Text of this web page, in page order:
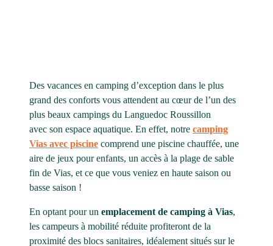
Des vacances en camping d’exception dans le plus
grand des conforts vous attendent au cœur de l’un des
plus beaux campings du Languedoc Roussillon
avec son espace aquatique. En effet, notre camping
Vias avec piscine comprend une piscine chauffée, une
aire de jeux pour enfants, un accès à la plage de sable
fin de Vias, et ce que vous veniez en haute saison ou
basse saison !
En optant pour un emplacement de camping à Vias,
les campeurs à mobilité réduite profiteront de la
proximité des blocs sanitaires, idéalement situés sur le